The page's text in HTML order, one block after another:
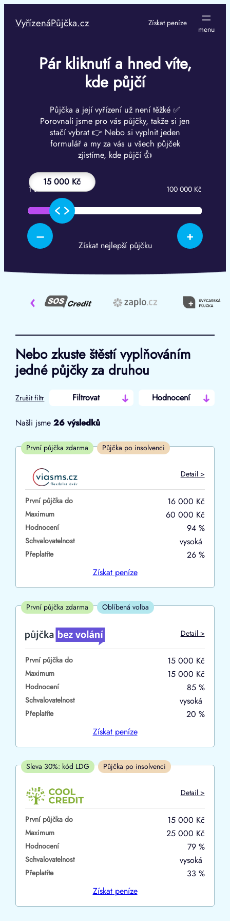
obsah
VyřízenáPůjčka.cz Získat peníze
Pár kliknutí a hned víte,
kde půjčí
Půjčka a její vyřízení už není těžké ✅
Porovnali jsme pro vás půjčky, takže si jen
stačí vybrat 👉 Nebo si vyplnit jeden
formulář a my za vás u všech půjček
zjistíme, kde půjčí 👍
15 000 Kč
– +
1 000 Kč 100 000 Kč
Získat nejlepší půjčku
‹
Nebo zkuste štěstí vyplňováním
jedné půjčky za druhou
Zrušit filtr Filtrovat Hodnocení
Od
První půjčka zdarma
–
ano
ne
ano
ne
V exekuci
ano
ne
Po insolvenci
ano
ne
V hotovosti
ano
Našli jsme26 výsledků
První půjčka zdarma Půjčka po insolvenci
Detail >
První půjčka do 16 000 Kč
Maximum 60 000 Kč
Hodnocení 94 %
Schvalovatelnost vysoká
Přeplatíte
26 %
Získatpeníze
První půjčka zdarma Oblíbená volba
Detail >
První půjčka do 15 000 Kč
Maximum 15 000 Kč
Hodnocení 85 %
Schvalovatelnost vysoká
Přeplatíte
20 %
Získatpeníze
Sleva 30%: kód LDG Půjčka po insolvenci
Detail >
První půjčka do 15 000 Kč
Maximum 25 000 Kč
Hodnocení 79 %
Schvalovatelnost vysoká
Přeplatíte
33 %
Získatpeníze